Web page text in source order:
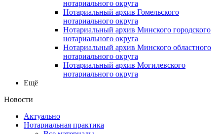
нотариального округа
Нотариальный архив Гомельского
нотариального округа
Нотариальный архив Минского городского
нотариального округа
Нотариальный архив Минского областного
нотариального округа
Нотариальный архив Могилевского
нотариального округа
Ещё
Новости
Актуально
Нотариальная практика